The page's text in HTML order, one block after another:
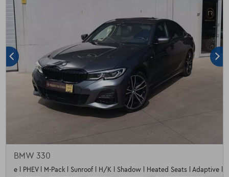
BMW 330
e l PHEV l M-Pack l Sunroof l H/K l Shadow l Heated Seats l Adaptive l